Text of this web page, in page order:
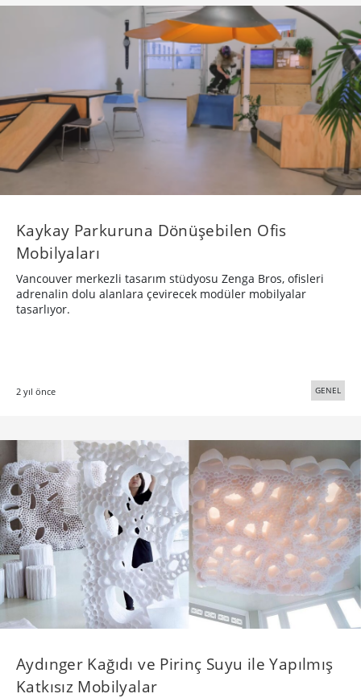
Kaykay Parkuruna Dönüşebilen Ofis
Mobilyaları
Vancouver merkezli tasarım stüdyosu Zenga Bros, ofisleri
adrenalin dolu alanlara çevirecek modüler mobilyalar
tasarlıyor.
2 yıl önce GENEL
Aydınger Kağıdı ve Pirinç Suyu ile Yapılmış
Katkısız Mobilyalar